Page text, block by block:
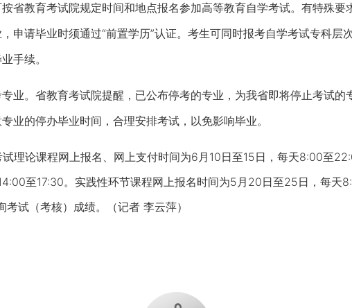
省教育考试院规定时间和地点报名参加高等教育自学考试。有特殊要
申请毕业时须通过“前置学历”认证。考生可同时报考自学考试专科层
手续。
。省教育考试院提醒，已公布停考的专业，为我省即将停止考试的
业的停办毕业时间，合理安排考试，以免影响毕业。
论课程网上报名、网上支付时间为6月10日至15日，每天8:00至
至17:30。实践性环节课程网上报名时间为5月20日至25日，每天
试（考核）成绩。（记者 李云萍）